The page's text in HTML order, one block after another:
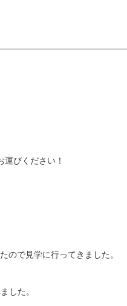
びください！
ので見学に行ってきました。
した。